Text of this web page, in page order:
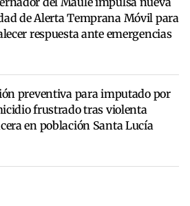
de Alerta Temprana Móvil para
respuesta ante emergencias
preventiva para imputado por
frustrado tras violenta
en población Santa Lucía